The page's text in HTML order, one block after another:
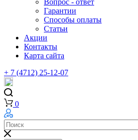
Гарантии
Способы оплаты
Статьи
Акции
Контакты
Карта сайта
+ 7 (4712) 25-12-07
0